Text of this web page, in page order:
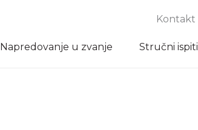
Kontakt
Napredovanje u zvanje Stručni ispiti